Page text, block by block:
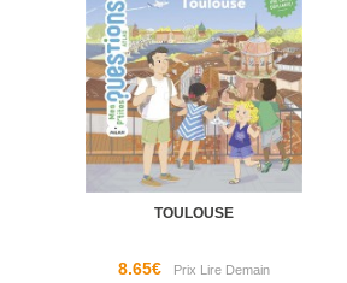
TOULOUSE
8.65€